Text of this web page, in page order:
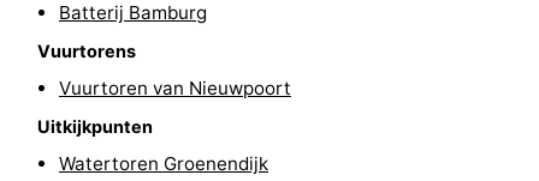
Binnenspeeltuinen
centra
Dorpen
Batterij Bamburg
Vuurtorens
Vuurtoren van Nieuwpoort
Uitkijkpunten
Watertoren Groenendijk